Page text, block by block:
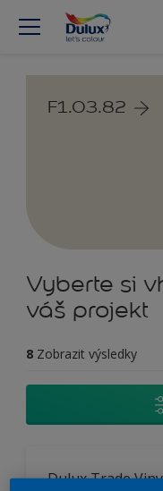
F1.03.82
Vyberte si
váš projekt
8 Zobrazit výsledky
Dulux Trade